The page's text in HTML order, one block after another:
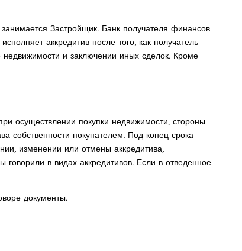
Застройщик. Банк получателя финансов
аккредитив после того, как получатель
и заключении иных сделок. Кроме
осуществлении покупки недвижимости, стороны
собственности покупателем. Под конец срока
изменении или отмены аккредитива,
в видах аккредитивов. Если в отведенное
документы.